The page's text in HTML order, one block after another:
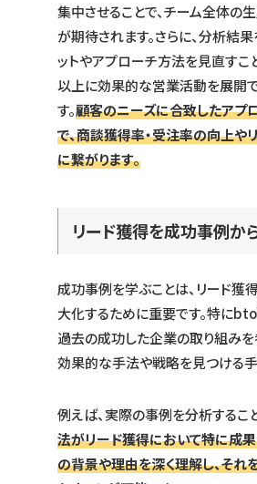
集中させることで、チーム全体の
が期待されます。さらに、分析結
ットやアプローチ方法を見直すこ
以上に効果的な営業活動を展開
す。顧客のニーズに合致したアプ
で、商談獲得率・受注率の向上や
に繋がります。
リード獲得を成功事例か
成功事例を学ぶことは、リード獲
大化するために重要です。特に
過去の成功した企業の取り組みを
効果的な手法や戦略を見つける手
例えば、実際の事例を分析すること
法がリード獲得において特に成
の背景や理由を深く理解し、そ